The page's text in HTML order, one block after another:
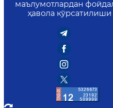
маълумотлардан
ҳавола